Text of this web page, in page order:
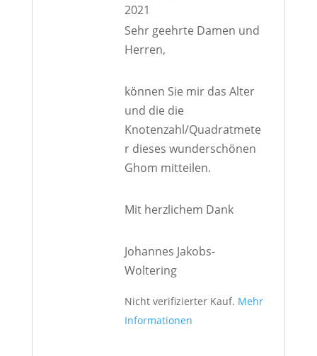
2021
Sehr geehrte Damen und
Herren,
können Sie mir das Alter
und die die
Knotenzahl/Quadratmete
r dieses wunderschönen
Ghom mitteilen.
Mit herzlichem Dank
Johannes Jakobs-
Woltering
Nicht verifizierter Kauf. Mehr
Informationen